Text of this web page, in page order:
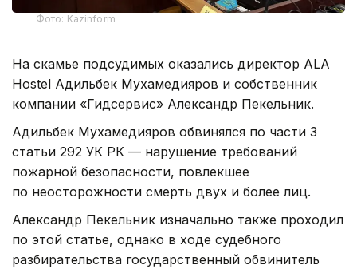
Фото: Kazinform
На скамье подсудимых оказались директор ALA
Hostel Адильбек Мухамедияров и собственник
компании «Гидсервис» Александр Пекельник.
Адильбек Мухамедияров обвинялся по части 3
статьи 292 УК РК — нарушение требований
пожарной безопасности, повлекшее
по неосторожности смерть двух и более лиц.
Александр Пекельник изначально также проходил
по этой статье, однако в ходе судебного
разбирательства государственный обвинитель